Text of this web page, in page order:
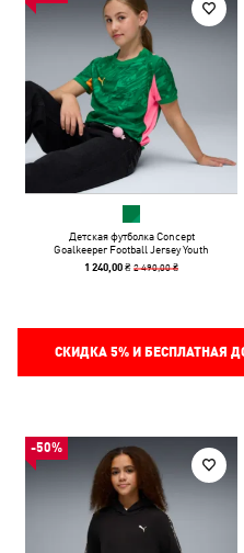
Детская футболка Concept
Goalkeeper Football Jersey Youth
1 240,00 ₴2 490,00 ₴
СКИДКА 5%И БЕСПЛАТНАЯ
-50%